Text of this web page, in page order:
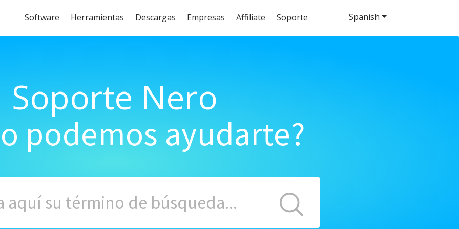
Software Herramientas Descargas Empresas Affiliate Soporte
Soporte Nero
podemos ayudarte?
Spanish